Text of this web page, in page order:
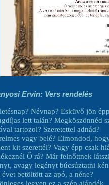
Ervin: Vers rendelés
Névnap? Esküvő jön
lett talán? Megköszönnéd
tartozol? Szeretettel adnád?
vagy belé? Elmondod,
kit szerettél? Vagy épp csak
Ő rá? Már felnőttnek
avagy legényt búcsúztatni
évet betöltött az apó, a néne?
legyen ez a szép ajándék,